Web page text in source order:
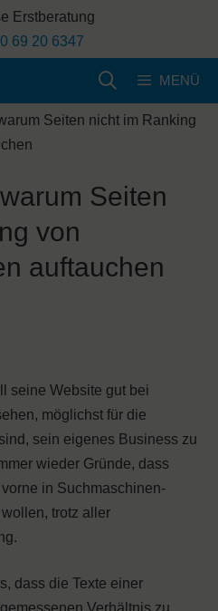
Erstberatung
69 20 6347
MENÜ
Seiten nicht im Ranking
Seiten
von
auftauchen
seine Website gut bei
möglichst für die
sein eigenes Business zu
wieder Gründe, dass
in Suchmaschinen-
trotz aller
dass die Texte einer
Verhältnis zu